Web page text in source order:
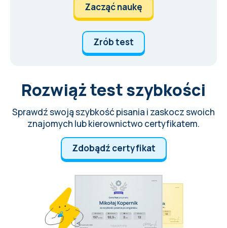
Zacząć naukę
Zrób test
Rozwiąż test szybkości
Sprawdź swoją szybkość pisania i zaskocz swoich
znajomych lub kierownictwo certyfikatem.
Zdobądź certyfikat